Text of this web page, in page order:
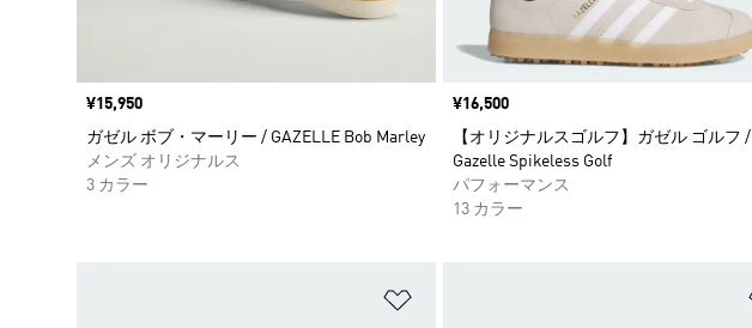
価格
¥15,950
ガゼル ボブ・マーリー / GAZELLE Bob Marley
メンズ オリジナルス
3 カラー
価格
¥16,500
【オリジナルスゴルフ】ガゼル ゴルフ /
Gazelle Spikeless Golf
パフォーマンス
13 カラー